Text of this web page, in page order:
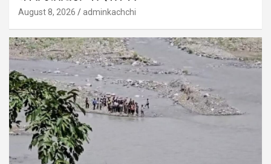
August 8, 2026 adminkachchi